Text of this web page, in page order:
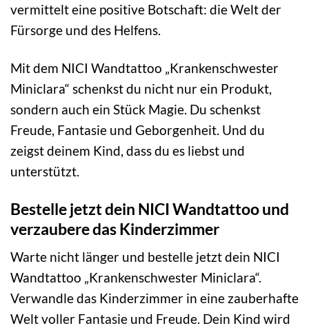
vermittelt eine positive Botschaft: die Welt der
Fürsorge und des Helfens.
Mit dem NICI Wandtattoo „Krankenschwester
Miniclara“ schenkst du nicht nur ein Produkt,
sondern auch ein Stück Magie. Du schenkst
Freude, Fantasie und Geborgenheit. Und du
zeigst deinem Kind, dass du es liebst und
unterstützt.
Bestelle jetzt dein NICI Wandtattoo und
verzaubere das Kinderzimmer
Warte nicht länger und bestelle jetzt dein NICI
Wandtattoo „Krankenschwester Miniclara“.
Verwandle das Kinderzimmer in eine zauberhafte
Welt voller Fantasie und Freude. Dein Kind wird